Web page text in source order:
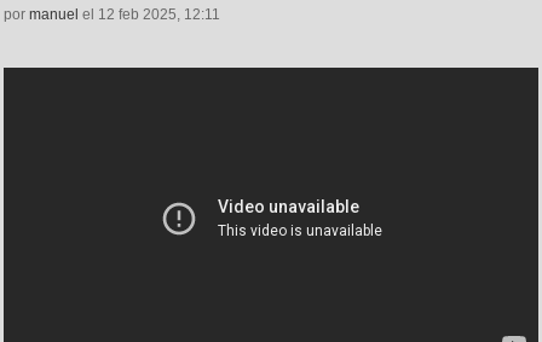
por manuel el 12 feb 2025, 12:11